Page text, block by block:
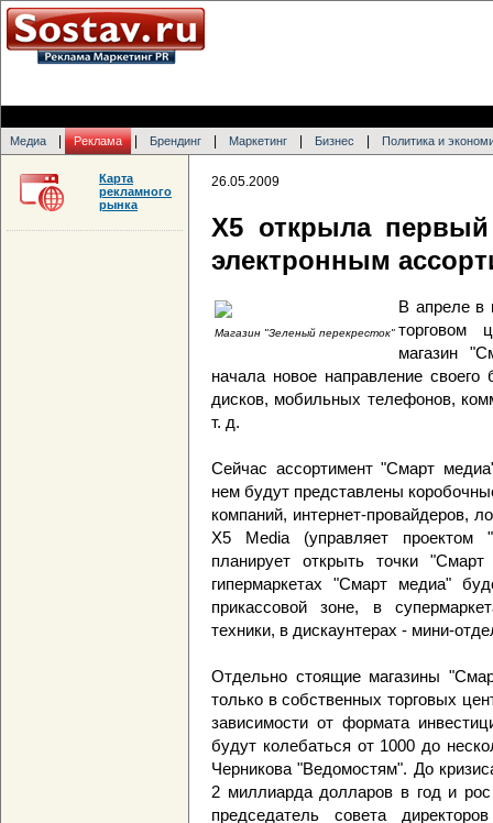
Медиа Реклама Брендинг Маркетинг Бизнес Политика и
26.05.2009
Х5 открыла
электронным
Магазин "Зеленый перекресток"
В апреле в
торговом
магазин
начала новое направление
дисков, мобильных телефонов,
т. д.
Сейчас ассортимент "Смарт
нем будут представлены
компаний, интернет-провайдеров,
Х5 Media (управляет проектом
планирует открыть точки
гипермаркетах "Смарт медиа"
прикассовой зоне, в
техники, в дискаунтерах - мини-
Отдельно стоящие магазины
только в собственных торговых
зависимости от формата
будут колебаться от 1000 до
Черникова "Ведомостям". До
2 миллиарда долларов в год и
председатель совета
Карта
рекламного
рынка